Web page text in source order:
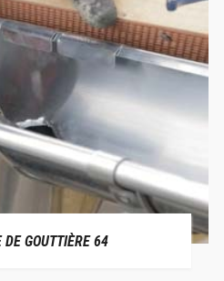
DE GOUTTIÈRE 64